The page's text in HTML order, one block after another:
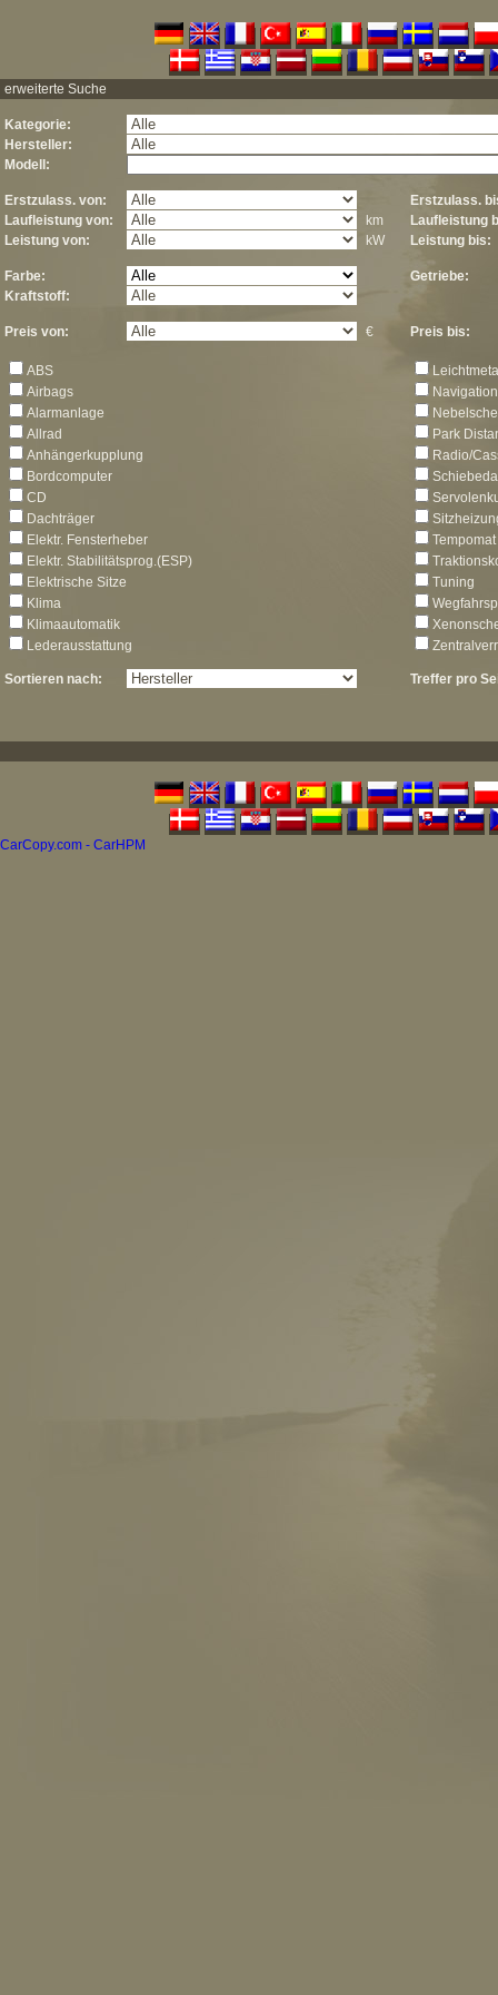
erweiterte Suche
Kategorie:
Hersteller:
Modell:
Erstzulass. von:
Erstzulass.
Laufleistung von:
km
Laufleistung
Leistung von:
kW Leistung bis:
Farbe:
Getriebe:
Kraftstoff:
Preis von: € Preis bis:
ABS
Airbags
Alarmanlage
Allrad
Anhängerkupplung
Bordcomputer
CD
Dachträger
Elektr. Fensterheber
Elektr. Stabilitätsprog.(ESP)
Elektrische Sitze
Klima
Klimaautomatik
Lederausstattung
Park
Radio/
Tempomat
Tuning
Sortieren nach: Treffer pro
CarCopy.com - CarHPM